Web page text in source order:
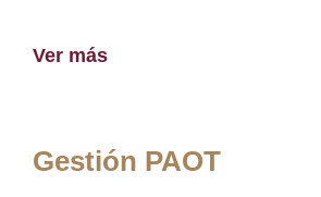
Ver más
Gestión PAOT